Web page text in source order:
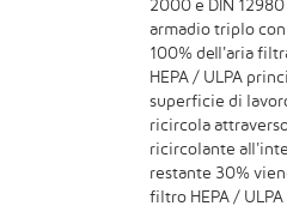
2000 e DIN
armadio triplo con
100% dell'aria
HEPA / ULPA
superficie di
ricircola
ricircolante
restante 30%
filtro HEPA / ULPA